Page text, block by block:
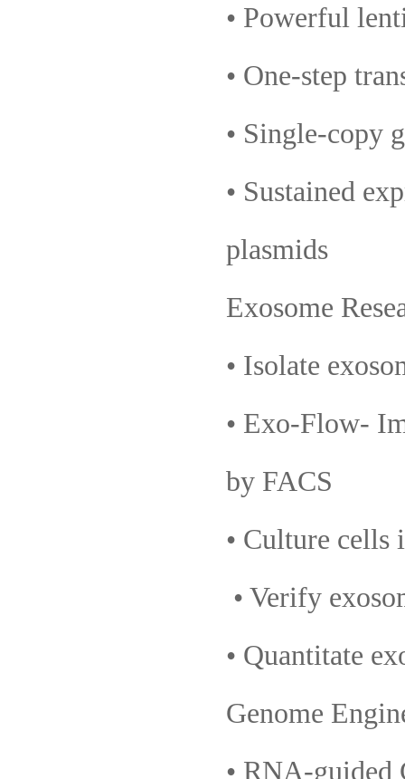
• Powerful
• One-step
• Single-copy
• Sustained
plasmids
Exosome
• Isolate
• Exo-Flow-
by FACS
• Culture cells
• Verify
• Quantitate
Genome
• RNA-guided